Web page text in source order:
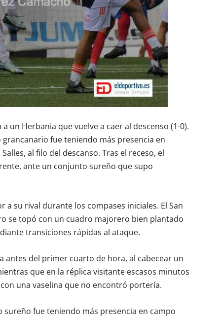
un Herbania que vuelve a caer al descenso (1-0).
fue teniendo más presencia en
al filo del descanso. Tras el receso, el
ante un conjunto sureño que supo
su rival durante los compases iniciales. El San
se topó con un cuadro majorero bien plantado
transiciones rápidas al ataque.
antes del primer cuarto de hora, al cabecear un
que en la réplica visitante escasos minutos
una vaselina que no encontró portería.
fue teniendo más presencia en campo